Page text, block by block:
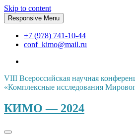
Skip to content
Responsive Menu
+7 (978) 741-10-44
conf_kimo@mail.ru
VIII Всероссийская научная
«Комплексные исследования
КИМО — 2024